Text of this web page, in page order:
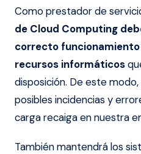
Como prestador de
de Cloud Computing
correcto
recursos informáticos
disposición. De este
posibles incidencias y
carga recaiga en nuestra
También mantendrá los